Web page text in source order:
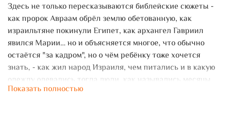
Здесь не только пересказываются библейские сюжеты -
как пророк Авраам обрёл землю обетованную, как
израильтяне покинули Египет, как архангел Гавриил
явился Марии… но и объясняется многое, что обычно
остаётся "за кадром", но о чём ребёнку тоже хочется
знать, - как жил народ Израиля, чем питались и в какую
одежду одевались тогда люди, как назывались месяцы
(Нисан, Адар, Аб…) и многое другое.
Показать полностью